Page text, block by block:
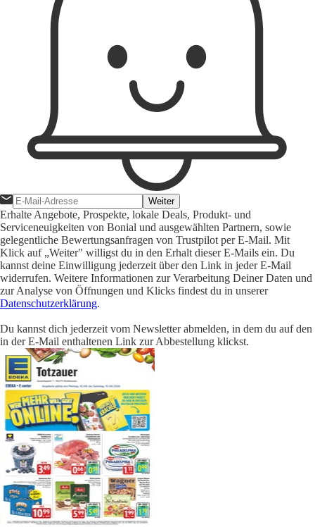
Weiter
Erhalte Angebote, Prospekte, lokale Deals, Produkt- und
Serviceneuigkeiten von Bonial und ausgewählten Partnern, sowie
gelegentliche Bewertungsanfragen von Trustpilot per E-Mail. Mit
Klick auf „Weiter" willigst du in den Erhalt dieser E-Mails ein. Du
kannst deine Einwilligung jederzeit über den Link in jeder E-Mail
widerrufen. Weitere Informationen zur Verarbeitung Deiner Daten und
zur Analyse von Öffnungen und Klicks findest du in unserer
Datenschutzerklärung.
Du kannst dich jederzeit vom Newsletter abmelden, in dem du auf den
in der E-Mail enthaltenen Link zur Abbestellung klickst.